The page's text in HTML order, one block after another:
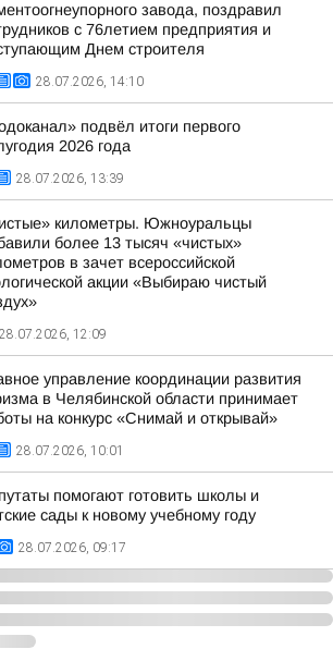
завода, поздравил
с 76летием предприятия и
Днем строителя
28.07.2026, 14:10
подвёл итоги первого
2026 года
28.07.2026, 13:39
километры. Южноуральцы
более 13 тысяч «чистых»
в зачет всероссийской
акции «Выбираю чистый
28.07.2026, 12:09
управление координации развития
в Челябинской области принимает
на конкурс «Снимай и открывай»
28.07.2026, 10:01
помогают готовить школы и
сады к новому учебному году
28.07.2026, 09:17